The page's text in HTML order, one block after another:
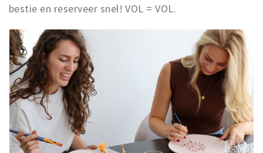
bestie en reserveer snel! VOL = VOL.